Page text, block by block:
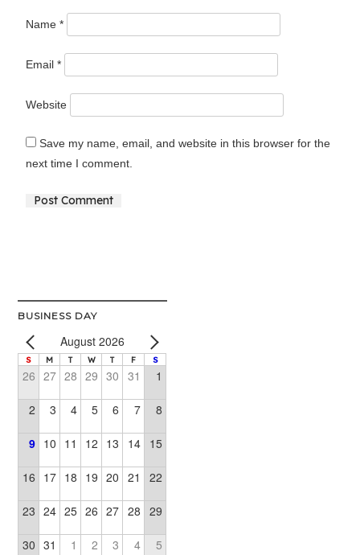
Name*
Email*
Website
Save my name, email, and website in this browser for the
next time I comment.
BUSINESS DAY
August 2026
S M T W T F S
26 27 28 29 30 31 1
2 3 4 5 6 7 8
9 10 11 12 13 14 15
16 17 18 19 20 21 22
23 24 25 26 27 28 29
30 31 1 2 3 4 5